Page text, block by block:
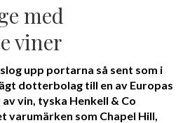
med
viner
upp portarna så sent som i
dotterbolag till en av Europas
vin, tyska Henkell & Co
varumärken som Chapel Hill,